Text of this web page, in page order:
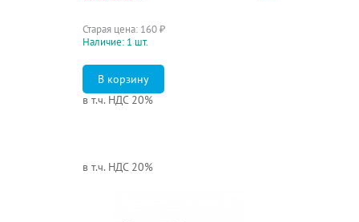
Старая цена: 160₽
в т.ч. НДС 20%
Наличие: 1 шт.
в т.ч. НДС 20%